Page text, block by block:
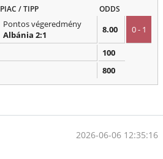
PIAC / TIPP ODDS
Pontos végeredmény
Albánia 2:1
8.00 0 - 1
100
800
2026-06-06 12:35:16